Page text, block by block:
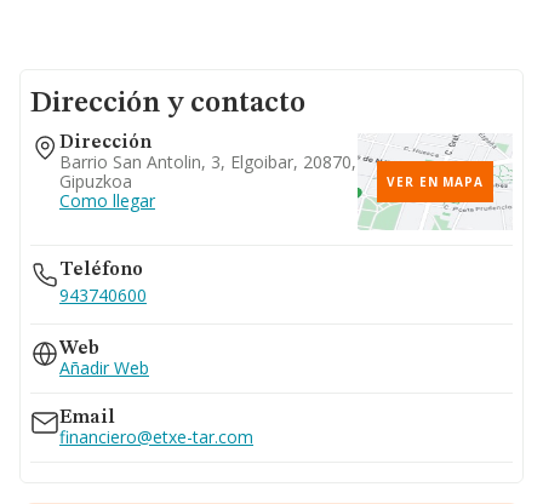
Dirección y contacto
Dirección
Barrio San Antolin, 3, Elgoibar, 20870,
Gipuzkoa
Como llegar
VER EN MAPA
Teléfono
943740600
Web
Añadir Web
Email
financiero@etxe-tar.com